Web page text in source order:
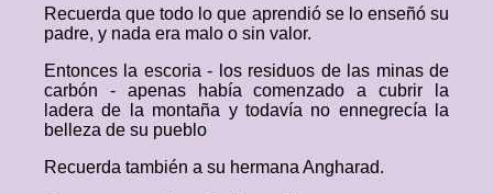
Recuerda que todo lo que aprendió se lo enseñó su
padre, y nada era malo o sin valor.
Entonces la escoria - los residuos de las minas de
carbón - apenas había comenzado a cubrir la
ladera de la montaña y todavía no ennegrecía la
belleza de su pueblo
Recuerda también a su hermana Angharad.